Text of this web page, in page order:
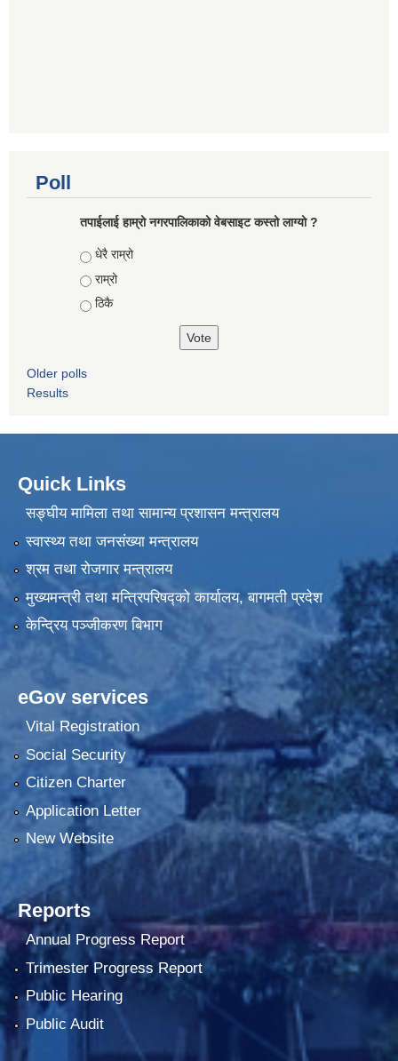
Poll
तपाईलाई हाम्रो नगरपालिकाको वेबसाइट कस्तो लाग्यो ?
Choices
धेरै राम्रो
राम्रो
ठिकै
Older polls
Results
Quick Links
सङ्घीय मामिला तथा सामान्य प्रशासन मन्त्रालय
स्वास्थ्य तथा जनसंख्या मन्त्रालय
श्रम तथा रोजगार मन्त्रालय
मुख्यमन्त्री तथा मन्त्रिपरिषद्को कार्यालय, बागमती प्रदेश
केन्द्रिय पञ्जीकरण बिभाग
eGov services
Vital Registration
Social Security
Citizen Charter
Application Letter
New Website
Reports
Annual Progress Report
Trimester Progress Report
Public Hearing
Public Audit